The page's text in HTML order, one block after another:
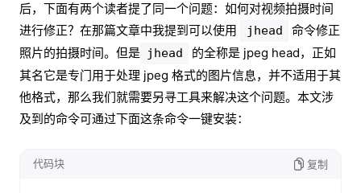
后，下面有两个读者提了同一个问题：如何对视频拍摄时间
进行修正？在那篇文章中我提到可以使用
jhead
命令修正
照片的拍摄时间。但是 jhead
的全称是 jpeg head，正如
其名它是专门用于处理 jpeg 格式的图片信息，并不适用于其
他格式，那么我们就需要另寻工具来解决这个问题。本文涉
及到的命令可通过下面这条命令一键安装：
代码块 复制